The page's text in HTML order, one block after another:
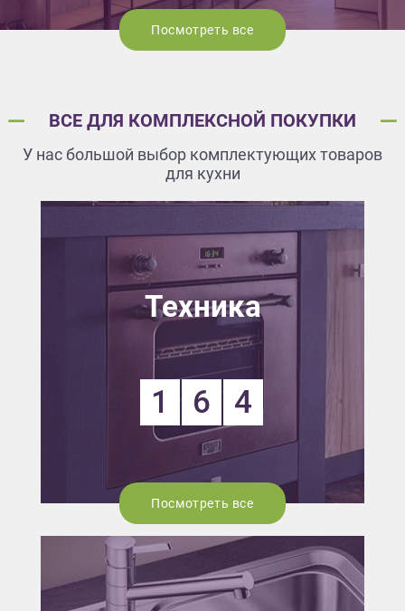
Посмотреть все
ВСЕ ДЛЯ КОМПЛЕКСНОЙ ПОКУПКИ
У нас большой выбор комплектующих товаров
для кухни
Техника
1 6 4
Посмотреть все